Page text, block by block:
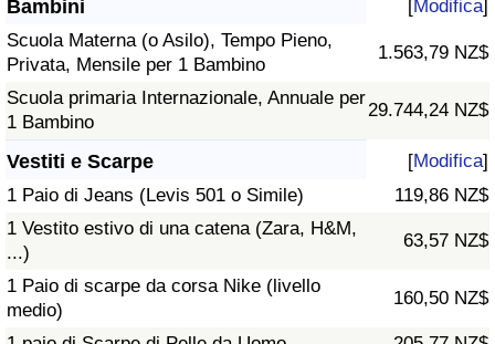
Bambini Modifica]
Scuola Materna (o Asilo), Tempo Pieno,
Privata, Mensile per 1 Bambino
1.563,79 NZ$
Scuola primaria Internazionale, Annuale per
1 Bambino
29.744,24 NZ$
Vestiti e Scarpe [Modifica]
1 Paio di Jeans (Levis 501 o Simile)
119,86 NZ$
1 Vestito estivo di una catena (Zara, H&M,
...)
63,57 NZ$
1 Paio di scarpe da corsa Nike (livello
medio)
160,50 NZ$